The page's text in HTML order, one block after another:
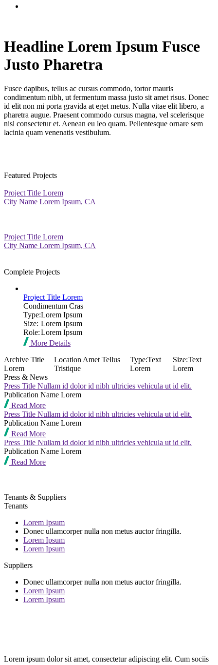
Headline Lorem Ipsum Fusce
Justo Pharetra
Fusce dapibus, tellus ac cursus commodo, tortor mauris
condimentum nibh, ut fermentum massa justo sit amet risus. Donec
id elit non mi porta gravida at eget metus. Nulla vitae elit libero, a
pharetra augue. Praesent commodo cursus magna, vel scelerisque
nisl consectetur et. Aenean eu leo quam. Pellentesque ornare sem
lacinia quam venenatis vestibulum.
Featured Projects
Project Title Lorem
City Name Lorem Ipsum, CA
Project Title Lorem
City Name Lorem Ipsum, CA
Complete Projects
Project Title Lorem
Condimentum Cras
Type:Lorem Ipsum
Size: Lorem Ipsum
Role:Lorem Ipsum
More Details
Archive Title
Lorem
Location Amet Tellus
Tristique
Type:Text
Lorem
Size:Text
Lorem
Press & News
Press Title Nullam id dolor id nibh ultricies vehicula ut id elit.
Publication Name Lorem
Read More
Press Title Nullam id dolor id nibh ultricies vehicula ut id elit.
Publication Name Lorem
Read More
Press Title Nullam id dolor id nibh ultricies vehicula ut id elit.
Publication Name Lorem
Read More
Tenants & Suppliers
Tenants
Lorem Ipsum
Donec ullamcorper nulla non metus auctor fringilla.
Lorem Ipsum
Lorem Ipsum
Suppliers
Donec ullamcorper nulla non metus auctor fringilla.
Lorem Ipsum
Lorem Ipsum
Lorem ipsum dolor sit amet, consectetur adipiscing elit. Cum sociis